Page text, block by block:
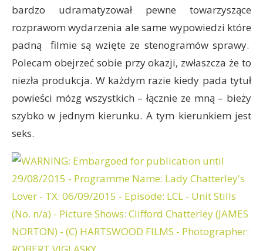
bardzo udramatyzował pewne towarzyszące
rozprawom wydarzenia ale same wypowiedzi które
padną filmie są wzięte ze stenogramów sprawy.
Polecam obejrzeć sobie przy okazji, zwłaszcza że to
niezła produkcja. W każdym razie kiedy pada tytuł
powieści mózg wszystkich – łącznie ze mną – bieży
szybko w jednym kierunku. A tym kierunkiem jest
seks.